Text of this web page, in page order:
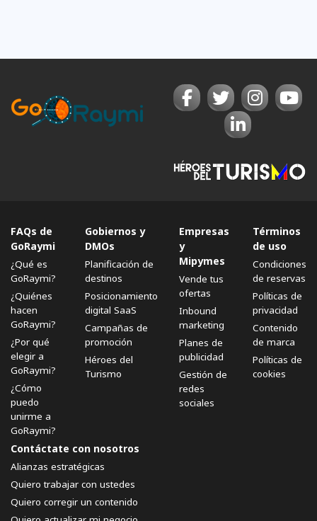
FAQs de
GoRaymi
¿Qué es
GoRaymi?
¿Quiénes
hacen
GoRaymi?
¿Por qué
elegir a
GoRaymi?
¿Cómo
puedo
unirme a
GoRaymi?
Gobiernos y
DMOs
Planificación de
destinos
Posicionamiento
digital SaaS
Campañas de
promoción
Héroes del
Turismo
Empresas
y
Mipymes
Vende tus
ofertas
Inbound
marketing
Planes de
publicidad
Gestión de
redes
sociales
Términos
de uso
Condiciones
de reservas
Políticas de
privacidad
Contenido
de marca
Políticas de
cookies
Contáctate con nosotros
Alianzas estratégicas
Quiero trabajar con ustedes
Quiero corregir un contenido